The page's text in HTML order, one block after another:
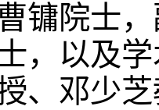
镛院士
，以及
、邓少